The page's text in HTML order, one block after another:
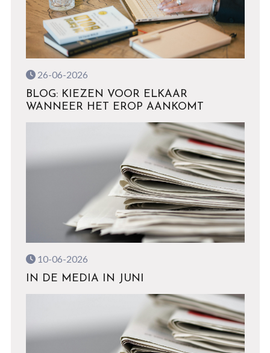
26-06-2026
BLOG: KIEZEN VOOR ELKAAR
WANNEER HET EROP AANKOMT
10-06-2026
IN DE MEDIA IN JUNI